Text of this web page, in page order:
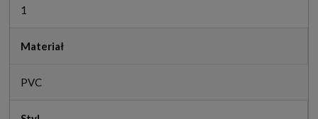
1
Materiał
PVC